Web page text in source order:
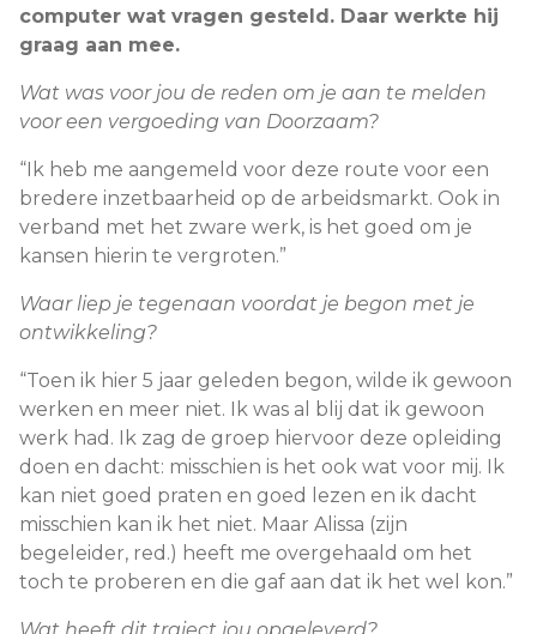
computer wat vragen gesteld. Daar werkte hij
graag aan mee.
Wat was voor jou de reden om je aan te melden
voor een vergoeding van Doorzaam?
“Ik heb me aangemeld voor deze route voor een
bredere inzetbaarheid op de arbeidsmarkt. Ook in
verband met het zware werk, is het goed om je
kansen hierin te vergroten.”
Waar liep je tegenaan voordat je begon met je
ontwikkeling?
“Toen ik hier 5 jaar geleden begon, wilde ik gewoon
werken en meer niet. Ik was al blij dat ik gewoon
werk had. Ik zag de groep hiervoor deze opleiding
doen en dacht: misschien is het ook wat voor mij. Ik
kan niet goed praten en goed lezen en ik dacht
misschien kan ik het niet. Maar Alissa (zijn
begeleider, red.) heeft me overgehaald om het
toch te proberen en die gaf aan dat ik het wel kon.”